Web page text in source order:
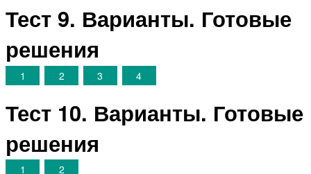
Тест 9. Варианты. Готовые
решения
1 2 3 4
Тест 10. Варианты. Готовые
решения
1 2